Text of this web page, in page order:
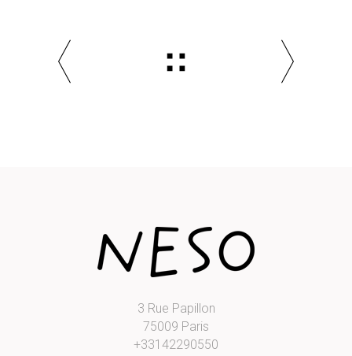
3 Rue Papillon
75009 Paris
+33142290550